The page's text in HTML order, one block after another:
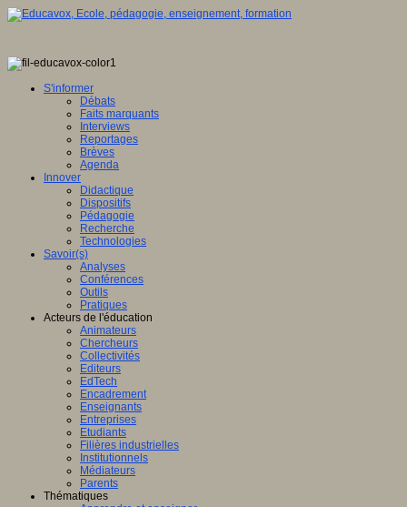
S'informer
Débats
Faits marquants
Interviews
Reportages
Brèves
Agenda
Innover
Didactique
Dispositifs
Pédagogie
Recherche
Technologies
Savoir(s)
Analyses
Conférences
Outils
Pratiques
Acteurs de l'éducation
Animateurs
Chercheurs
Collectivités
Editeurs
EdTech
Encadrement
Enseignants
Entreprises
Etudiants
Filières industrielles
Institutionnels
Médiateurs
Parents
Thématiques